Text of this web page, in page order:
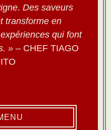
Des saveurs
transforme en
qui font
» – CHEF TIAGO